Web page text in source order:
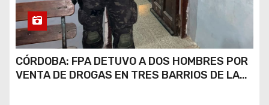
CÓRDOBA: FPA DETUVO A DOS HOMBRES POR
VENTA DE DROGAS EN TRES BARRIOS DE LA